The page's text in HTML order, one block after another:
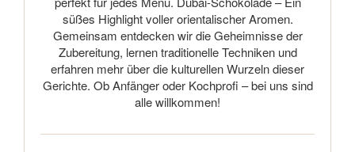
süßes Highlight voller orientalischer Aromen.
Gemeinsam entdecken wir die Geheimnisse der
Zubereitung, lernen traditionelle Techniken und
erfahren mehr über die kulturellen Wurzeln dieser
Gerichte. Ob Anfänger oder Kochprofi – bei uns sind
alle willkommen!